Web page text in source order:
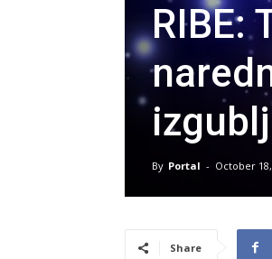
RIBE:
By Portal - October
Share